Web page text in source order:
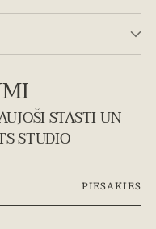
STĀSTI UN
STUDIO
PIESAKIES